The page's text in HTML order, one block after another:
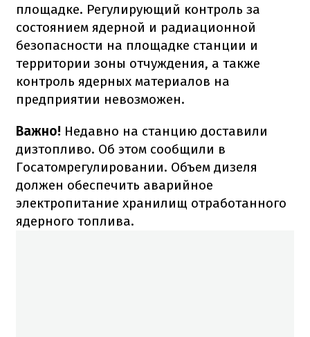
площадке. Регулирующий контроль за
состоянием ядерной и радиационной
безопасности на площадке станции и
территории зоны отчуждения, а также
контроль ядерных материалов на
предприятии невозможен.
Важно! Недавно на станцию ​​доставили
дизтопливо. Об этом сообщили в
Госатомрегулировании. Объем дизеля
должен обеспечить аварийное
электропитание хранилищ отработанного
ядерного топлива.